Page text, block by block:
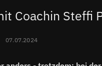
Coachin Steffi
07.07.2024